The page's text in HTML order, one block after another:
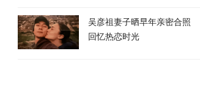
吴彦祖妻子晒早年亲密合照
回忆热恋时光